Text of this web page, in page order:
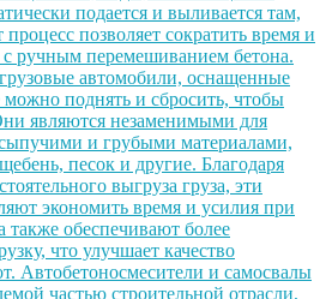
подается и выливается там,
процесс позволяет сократить время и
с ручным перемешиванием бетона.
автомобили, оснащенные
можно поднять и сбросить, чтобы
являются незаменимыми для
и грубыми материалами,
песок и другие. Благодаря
выгруза груза, эти
экономить время и усилия при
также обеспечивают более
что улучшает качество
Автобетоносмесители и самосвалы
частью строительной отрасли,